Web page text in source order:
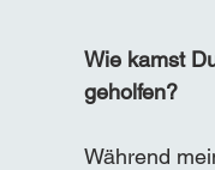
Wie kamst
geholfen?
Während